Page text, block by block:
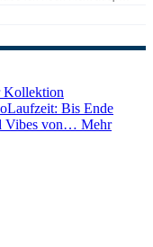
Kollektion
Bis Ende
Vibes von… Mehr